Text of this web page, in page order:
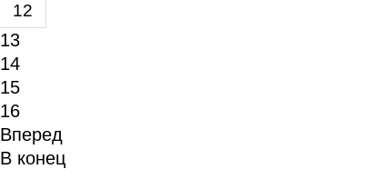
12
13
14
15
16
Вперед
В конец